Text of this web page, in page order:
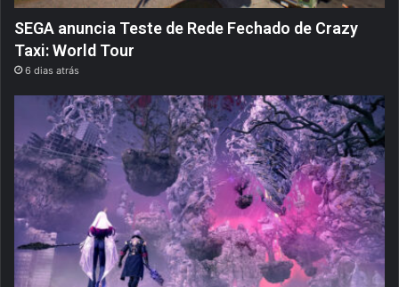
SEGA anuncia Teste de Rede Fechado de Crazy
Taxi: World Tour
6 dias atrás